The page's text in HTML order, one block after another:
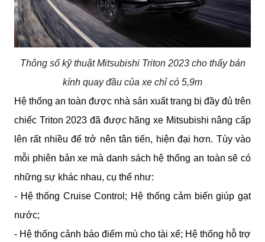
Thông số kỹ thuật Mitsubishi Triton 2023 cho thấy bán
kính quay đầu của xe chỉ có 5,9m
Hệ thống an toàn được nhà sản xuất trang bị đầy đủ trên
chiếc Triton 2023 đã được hãng xe Mitsubishi nâng cấp
lên rất nhiều để trở nên tân tiến, hiện đại hơn. Tùy vào
mỗi phiên bản xe mà danh sách hệ thống an toàn sẽ có
những sự khác nhau, cụ thể như:
- Hệ thống Cruise Control; Hệ thống cảm biến giúp gạt
nước;
- Hệ thống cảnh báo điểm mù cho tài xế; Hệ thống hỗ trợ